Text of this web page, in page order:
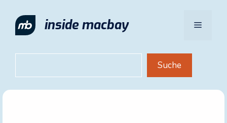
Inhalt
springen
inside macbay Menü
Suche